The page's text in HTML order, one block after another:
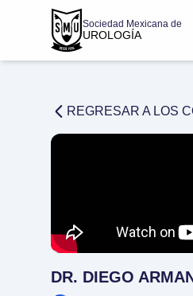
Sociedad Mexicana de
UROLOGÍA
REGRESAR A LOS
DR. DIEGO